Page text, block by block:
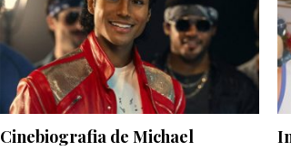
Cinebiografia de Michael